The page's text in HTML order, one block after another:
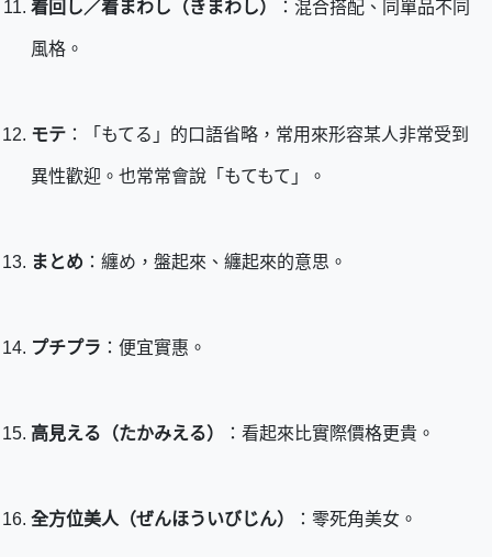
着回し／着まわし（きまわし） ：混合搭配、同單品不同
風格。
モテ ：「もてる」的口語省略，常用來形容某人非常受到
異性歡迎。也常常會說「もてもて」。
まとめ ：纏め，盤起來、纏起來的意思。
プチプラ ：便宜實惠。
高見える（たかみえる） ：看起來比實際價格更貴。
全方位美人（ぜんほういびじん） ：零死角美女。